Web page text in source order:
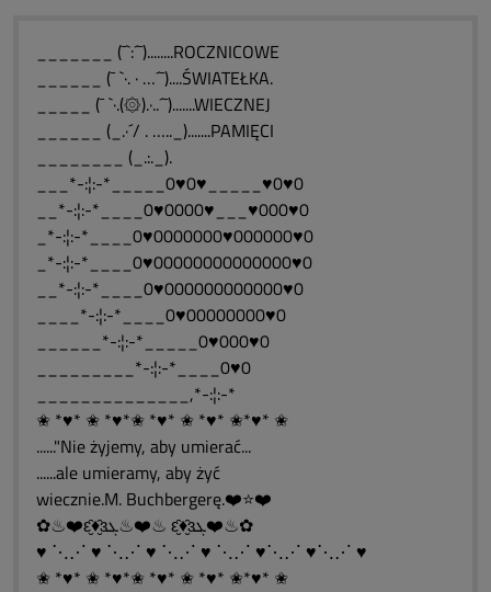
_______ (¯`:´¯)........ROCZNICOWE
______ (¯ `·. · …´¯)....ŚWIATEŁKA.
_____ (¯ `·.(۞).·..´¯).......WIECZNEJ
______ (_.·´/ . ….._).......PAMIĘCI
________ (_.:._).
___*-:¦:-*_____0♥0♥_____♥0♥0
__*-:¦:-*____0♥0000♥___♥000♥0
_*-:¦:-*____0♥0000000♥000000♥0
_*-:¦:-*____0♥00000000000000♥0
__*-:¦:-*____0♥000000000000♥0
____*-:¦:-*____0♥00000000♥0
______*-:¦:-*_____0♥000♥0
_________*-:¦:-*____0♥0
______________,*-:¦:-*
✬ *♥* ✬ *♥*✬ *♥* ✬ *♥* ✬*♥* ✬
......"Nie żyjemy, aby umierać...
......ale umieramy, aby żyć
wiecznie.M. Buchbergerę.❤️⭐❤️
✿♨❤️ԑ̮̑♦̮̑ɜܓ♨❤️♨ ԑ̮̑♦̮̑ɜܓ❤️♨✿
♥ ⋱⋰ ♥ ⋱⋰ ♥ ⋱⋰ ♥ ⋱⋰ ♥⋱⋰ ♥⋱⋰ ♥
✬ *♥* ✬ *♥*✬ *♥* ✬ *♥* ✬*♥* ✬